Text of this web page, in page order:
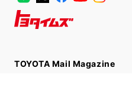
TOYOTA Mail Magazine